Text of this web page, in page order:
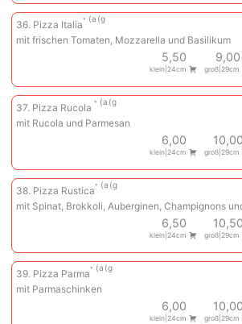
36. Pizza Italia
a g
mit frischen Tomaten, Mozzarella und Basilikum
5,50
klein|24cm
9,00
groß|29cm
37. Pizza Rucola
a g
mit Rucola und Parmesan
6,00
klein|24cm
10,00
groß|29cm
38. Pizza Rustica
a g
mit Spinat, Brokkoli, Auberginen, Champignons
6,50
klein|24cm
10,50
groß|29cm
39. Pizza Parma
a g
mit Parmaschinken
6,00
klein|24cm
10,00
groß|29cm